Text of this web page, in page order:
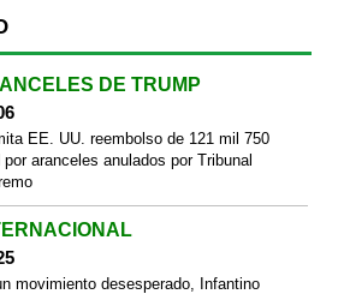
DE TRUMP
EE. UU. reembolso de 121 mil 750
por aranceles anulados por Tribunal
movimiento desesperado, Infantino